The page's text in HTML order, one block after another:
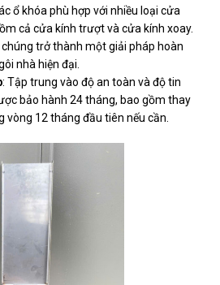
ổ khóa phù hợp với nhiều loại cửa
cả cửa kính trượt và cửa kính xoay.
trở thành một giải pháp hoàn
nhà hiện đại.
: Tập trung vào độ an toàn và độ tin
bảo hành 24 tháng, bao gồm thay
vòng 12 tháng đầu tiên nếu cần.